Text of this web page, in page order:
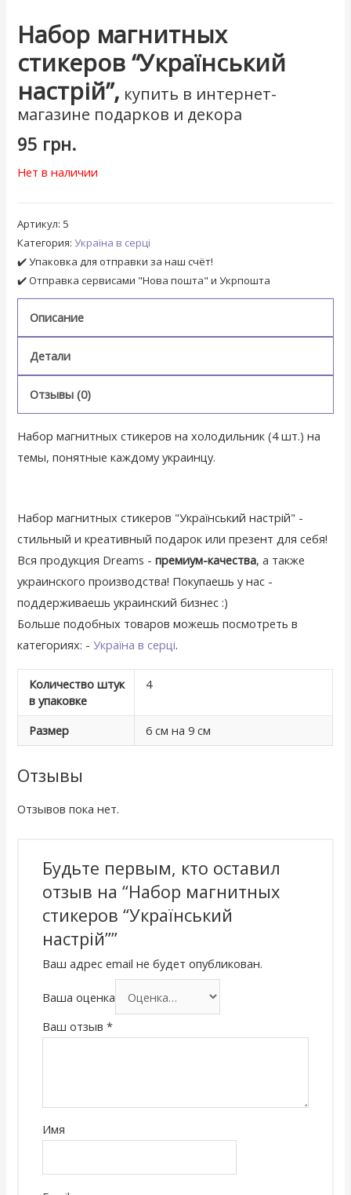
Набор магнитных
стикеров “Український
настрій”, купить в интернет-
магазине подарков и декора
95 грн.
Нет в наличии
Артикул: 5
Категория:Україна в серці
✔️ Упаковка для отправки за наш счёт!
✔️ Отправка сервисами "Нова пошта" и Укрпошта
Описание
Детали
Отзывы (0)
Набор магнитных стикеров на холодильник (4 шт.) на
темы, понятные каждому украинцу.
Набор магнитных стикеров "Український настрій" -
стильный и креативный подарок или презент для себя!
Вся продукция Dreams -премиум-качества, а также
украинского производства! Покупаешь у нас -
поддерживаешь украинский бизнес :)
Больше подобных товаров можешь посмотреть в
категориях: -Україна в серці.
Количество штук
в упаковке
4
Размер 6 см на 9 см
Отзывы
Отзывов пока нет.
Будьте первым, кто оставил
отзыв на “Набор магнитных
стикеров “Український
настрій””
Ваш адрес email не будет опубликован.
Ваша оценка
Ваш отзыв *
Имя